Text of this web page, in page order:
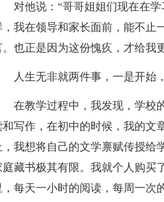
对他说：“哥哥姐姐们现在在
，我在领导和家长面前，能不止
。也正是因为这份愧疚，才给我
人生无非就两件事，一是开始
在教学过程中，我发现，学校
和写作，在初中的时候，我的文
，我想将自己的文学禀赋传授
庭藏书极其有限。我就个人购买
，每天一小时的阅读，每周一次